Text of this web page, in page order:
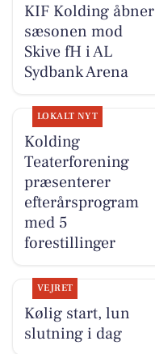
KIF Kolding åbner
sæsonen mod
Skive fH i AL
Sydbank Arena
LOKALT NYT
Kolding
Teaterforening
præsenterer
efterårsprogram
med 5
forestillinger
VEJRET
Kølig start, lun
slutning i dag